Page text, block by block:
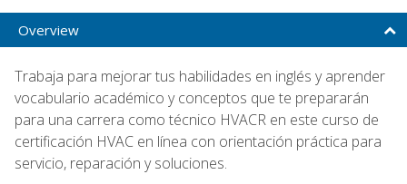
Overview
Trabaja para mejorar tus habilidades en inglés y aprender
vocabulario académico y conceptos que te prepararán
para una carrera como técnico HVACR en este curso de
certificación HVAC en línea con orientación práctica para
servicio, reparación y soluciones.